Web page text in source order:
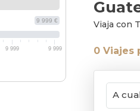
Viaja con
0 Viajes
9 999 €
9 999 9 999